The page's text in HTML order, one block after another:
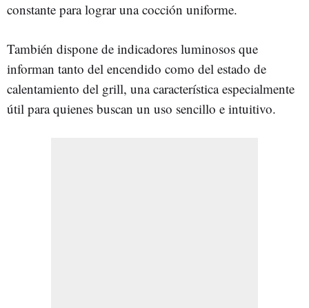
constante para lograr una cocción uniforme.
También dispone de indicadores luminosos que
informan tanto del encendido como del estado de
calentamiento del grill, una característica especialmente
útil para quienes buscan un uso sencillo e intuitivo.